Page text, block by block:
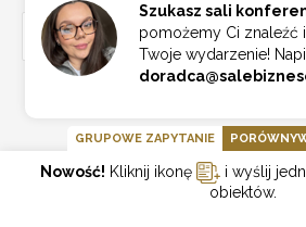
WOJEWÓDZTWA
Sale konferencyjne kujawsko-
Sale konferencyjne lubelskie 124
Sale konferencyjne lubuskie75
Szukasz sali
pomożemy Ci znaleźć
Twoje wydarzenie!
GRUPOWE ZAPYTANIE
Nowość! Kliknij ikonę
i wyślij
obiektów.